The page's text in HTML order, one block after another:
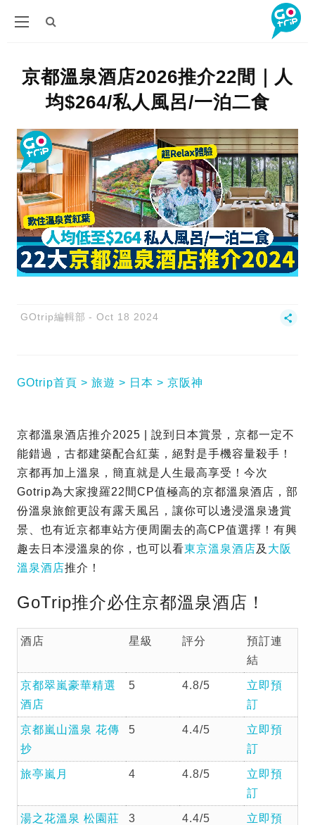
京都溫泉酒店2026推介22間｜人
均$264/私人風呂/一泊二食
GOtrip編輯部 Oct 18 2024
GOtrip首頁 旅遊 日本 京阪神
京都溫泉酒店推介2025 | 說到日本賞景，京都一定不
能錯過，古都建築配合紅葉，絕對是手機容量殺手！
京都再加上溫泉，簡直就是人生最高享受！今次
Gotrip為大家搜羅22間CP值極高的京都溫泉酒店，部
份溫泉旅館更設有露天風呂，讓你可以邊浸溫泉邊賞
景、也有近京都車站方便周圍去的高CP值選擇！有興
趣去日本浸溫泉的你，也可以看東京溫泉酒店及 大阪
溫泉酒店推介！
GoTrip推介必住京都溫泉酒店！
酒店 星級 評分
預訂連
結
京都翠嵐豪華精選
酒店
5 4.8/5
立即預
訂
京都嵐山溫泉 花傳
抄
5 4.4/5
立即預
訂
旅亭嵐月 4 4.8/5
立即預
訂
湯之花溫泉 松園莊
3 4.4/5
立即預